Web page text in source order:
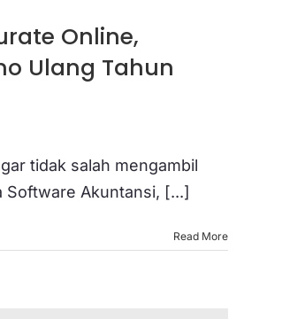
Online,
Ulang Tahun
tidak salah mengambil
Akuntansi, [...]
Read More